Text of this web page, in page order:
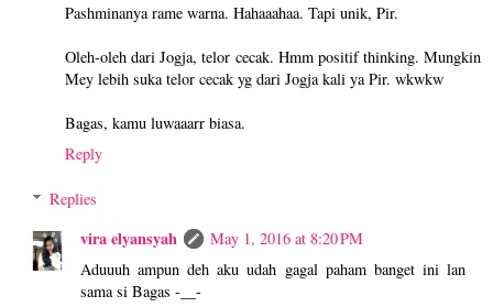
Pashminanya rame warna. Hahaaahaa. Tapi unik, Pir.
Oleh-oleh dari Jogja, telor cecak. Hmm positif thinking. Mungkin
Mey lebih suka telor cecak yg dari Jogja kali ya Pir. wkwkw
Bagas, kamu luwaaarr biasa.
Reply
Replies
vira elyansyah
May 1, 2016 at 8:20 PM
Aduuuh ampun deh aku udah gagal paham banget ini lan
sama si Bagas -__-